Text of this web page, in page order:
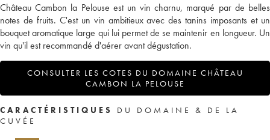
Château Cambon la Pelouse est un vin charnu, marqué par de belles
notes de fruits. C'est un vin ambitieux avec des tanins imposants et un
bouquet aromatique large qui lui permet de se maintenir en longueur. Un
vin qu'il est recommandé d'aérer avant dégustation.
CONSULTER LES COTES DU DOMAINE CHÂTEAU
CAMBON LA PELOUSE
CARACTÉRISTIQUES
DU DOMAINE & DE LA
CUVÉE